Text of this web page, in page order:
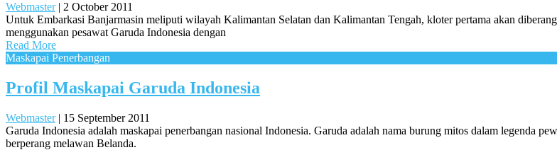
Webmaster| 2 October 2011
Untuk Embarkasi Banjarmasin meliputi wilayah Kalimantan Selatan dan Kalimantan Tengah, kloter pertama akan
menggunakan pesawat Garuda Indonesia dengan
Read More
Maskapai Penerbangan
Profil Maskapai Garuda Indonesia
Webmaster| 15 September 2011
Garuda Indonesia adalah maskapai penerbangan nasional Indonesia. Garuda adalah nama burung mitos dalam legenda
berperang melawan Belanda.